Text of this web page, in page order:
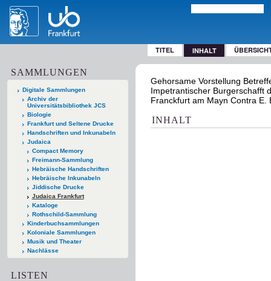
TITEL INHALT
SAMMLUNGEN
Digitale Sammlungen
Archiv der
Universitätsbibliothek JCS
Biologie
Frankfurt und Seltene Drucke
Handschriften und Inkunabeln
Judaica
Compact Memory
Freimann-Sammlung
Hebräische Handschriften
Hebräische Inkunabeln
Jiddische Drucke
Judaica Frankfurt
Kataloge
Rothschild-Sammlung
Kinderbuchsammlungen
Koloniale Sammlungen
Musik und Theater
Nachlässe
LISTEN
Gehorsame Vorstellung
Impetrantischer Burgerschafft
Franckfurt am Mayn Contra
INHALT